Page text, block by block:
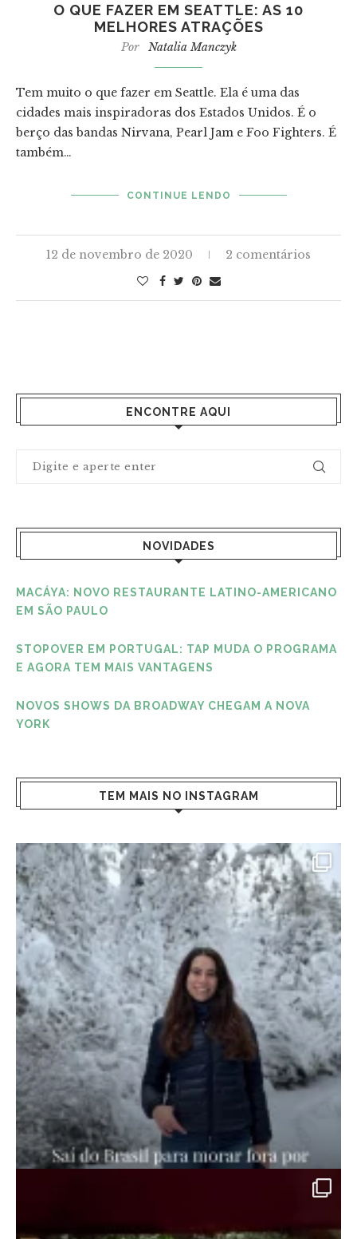
O QUE FAZER EM SEATTLE: AS 10
MELHORES ATRAÇÕES
Por Natalia Manczyk
Tem muito o que fazer em Seattle. Ela é uma das
cidades mais inspiradoras dos Estados Unidos. É o
berço das bandas Nirvana, Pearl Jam e Foo Fighters. É
também…
CONTINUE LENDO
12 de novembro de 2020 2 comentários
ENCONTRE AQUI
NOVIDADES
MACÁYA: NOVO RESTAURANTE LATINO-AMERICANO
EM SÃO PAULO
STOPOVER EM PORTUGAL: TAP MUDA O PROGRAMA
E AGORA TEM MAIS VANTAGENS
NOVOS SHOWS DA BROADWAY CHEGAM A NOVA
YORK
TEM MAIS NO INSTAGRAM